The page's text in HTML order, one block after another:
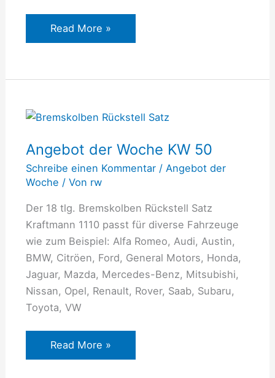
Read More »
Angebot der Woche KW 50
Schreibe einen Kommentar / Angebot der
Woche / Von rw
Der 18 tlg. Bremskolben Rückstell Satz
Kraftmann 1110 passt für diverse Fahrzeuge
wie zum Beispiel: Alfa Romeo, Audi, Austin,
BMW, Citröen, Ford, General Motors, Honda,
Jaguar, Mazda, Mercedes-Benz, Mitsubishi,
Nissan, Opel, Renault, Rover, Saab, Subaru,
Toyota, VW
Angebot
Woche
KW
50
Read More »